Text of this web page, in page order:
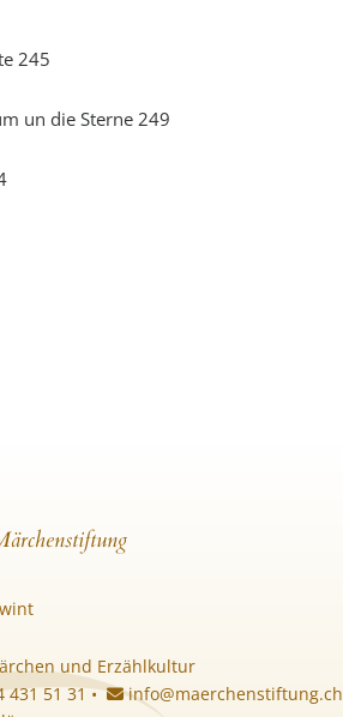
245
un die Sterne 249
und Erzählkultur
431 51 31 • info@maerchenstiftung.ch